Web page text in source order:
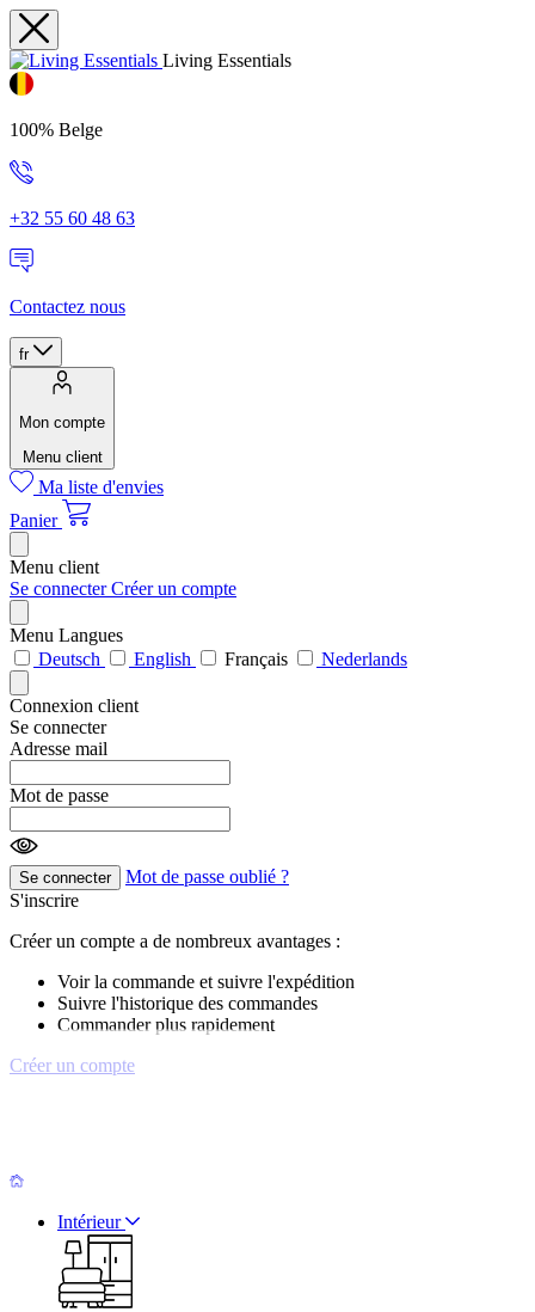
Living Essentials
100% Belge
+32 55 60 48 63
Contactez nous
fr
Mon compte
Menu client
Ma liste d'envies
Panier
Menu client
Se connecterCréer un compte
Menu Langues
Deutsch
English Français Nederlands
Connexion client
Se connecter
Adresse mail
Mot de passe
Se connecter
Mot de passe oublié ?
S'inscrire
Créer un compte a de nombreux avantages :
Voir la commande et suivre l'expédition
Suivre l'historique des commandes
Commander plus rapidement
Créer un compte
Intérieur